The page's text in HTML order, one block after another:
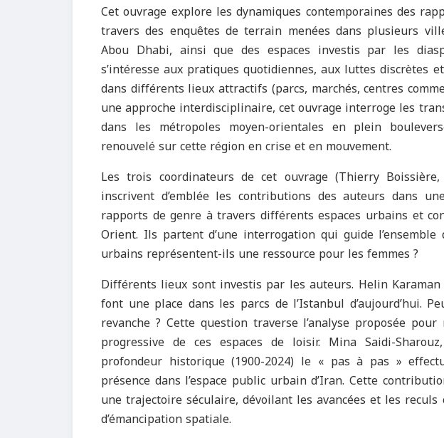
Cet ouvrage explore les dynamiques contemporaines des
travers des enquêtes de terrain menées dans plusieurs
Abou Dhabi, ainsi que des espaces investis par les
s’intéresse aux pratiques quotidiennes, aux luttes discrètes
dans différents lieux attractifs (parcs, marchés, centres
une approche interdisciplinaire, cet ouvrage interroge les
dans les métropoles moyen-orientales en plein
renouvelé sur cette région en crise et en mouvement.
Les trois coordinateurs de cet ouvrage (Thierry
inscrivent d’emblée les contributions des auteurs dans
rapports de genre à travers différents espaces urbains et
Orient. Ils partent d’une interrogation qui guide
urbains représentent-ils une ressource pour les femmes ?
Différents lieux sont investis par les auteurs. Helin
font une place dans les parcs de l’Istanbul d’aujourd’hui.
revanche ? Cette question traverse l’analyse proposée
progressive de ces espaces de loisir. Mina Saidi-
profondeur historique (1900-2024) le « pas à pas »
présence dans l’espace public urbain d’Iran. Cette
une trajectoire séculaire, dévoilant les avancées et les
d’émancipation spatiale.